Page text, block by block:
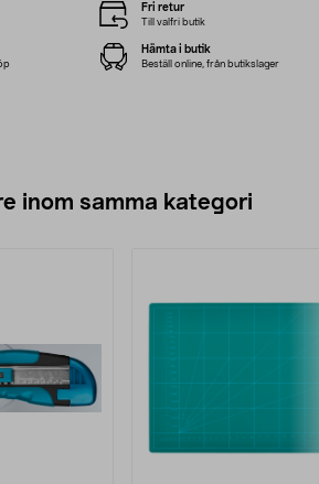
Fri retur
Till valfri butik
Hämta i butik
Beställ online, från butikslager
inom samma kategori